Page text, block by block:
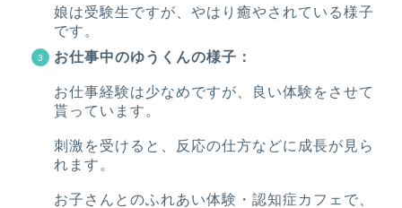
娘は受験生ですが、やはり癒やされている様子
です。
お仕事中のゆうくんの様子：
お仕事経験は少なめですが、良い体験をさせて
貰っています。
刺激を受けると、反応の仕方などに成長が見ら
れます。
お子さんとのふれあい体験・認知症カフェで、